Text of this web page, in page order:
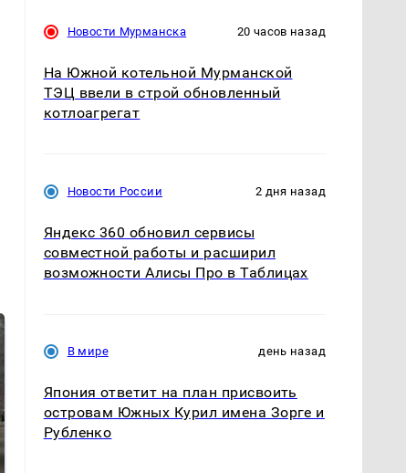
Новости Мурманска 20 часов назад
На Южной котельной Мурманской
ТЭЦ ввели в строй обновленный
котлоагрегат
Новости России 2 дня назад
Яндекс 360 обновил сервисы
совместной работы и расширил
возможности Алисы Про в Таблицах
В мире день назад
Япония ответит на план присвоить
островам Южных Курил имена Зорге и
Рубленко